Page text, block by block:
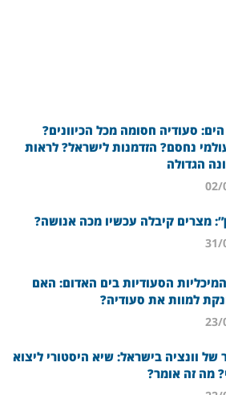
סעודיה חסומה מכל הכיוונים?
נחסם? הזדמנות לישראל? לראות
הגדולה
מצרים קיבלה עכשיו מכה אנושה?
הסעודיות בים האדום: האם
למוות את סעודיה?
של וונציה בישראל: שיא היסטורי ליצוא
מה זה אומר?